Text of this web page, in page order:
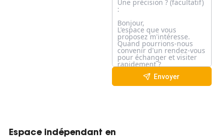
Envoyer
Espace indépendant en